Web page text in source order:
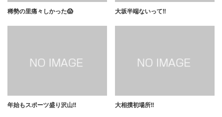
稀勢の里痛々しかった😱 大坂半端ないって‼️
年始もスポーツ盛り沢山‼️ 大相撲初場所‼️